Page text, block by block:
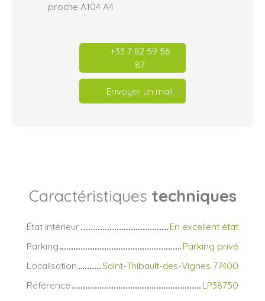
proche A104 A4
+33 7 82 59 56
87
Envoyer un mail
Caractéristiques techniques
État intérieur
En excellent état
Parking
Parking privé
Localisation
Saint-Thibault-des-Vignes 77400
Référence
LP38750